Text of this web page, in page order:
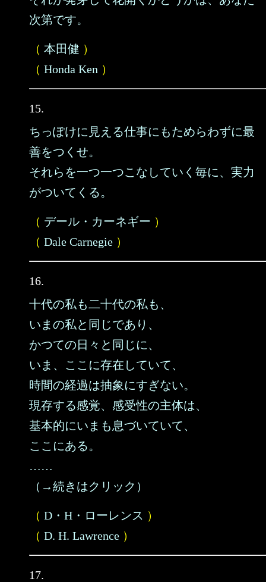
次第です。
（ 本田健 ）
（ Honda Ken ）
15.
ちっぽけに見える仕事にもためらわずに最
善をつくせ。
それらを一つ一つこなしていく毎に、実力
がついてくる。
（ デール・カーネギー ）
（ Dale Carnegie ）
16.
十代の私も二十代の私も、
いまの私と同じであり、
かつての日々と同じに、
いま、ここに存在していて、
時間の経過は抽象にすぎない。
現存する感覚、感受性の主体は、
基本的にいまも息づいていて、
ここにある。
……
（→続きはクリック）
（ D・H・ローレンス ）
（ D. H. Lawrence ）
17.